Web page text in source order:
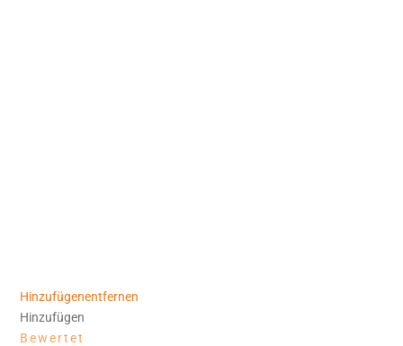
Hinzufügenentfernen
Hinzufügen
Bewertet